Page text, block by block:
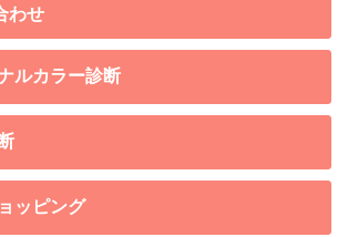
わせ
ルカラー診断
ッピング